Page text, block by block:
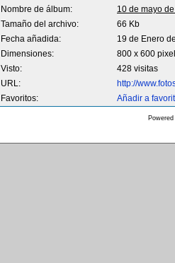
Nombre de álbum:
10 de mayo
Tamaño del archivo:
66 Kb
Fecha añadida:
19 de Enero
Dimensiones:
800 x 600
Visto:
428 visitas
URL:
http://
Favoritos:
Añadir a